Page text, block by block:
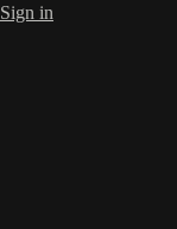
Sign in